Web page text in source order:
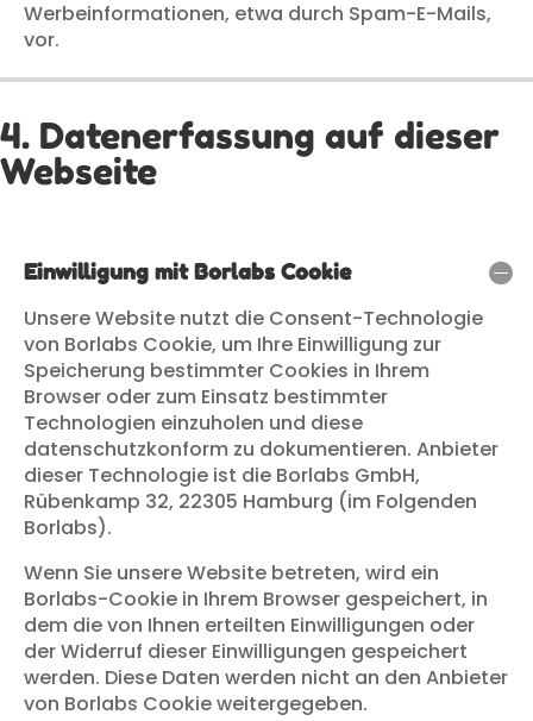
Werbeinformationen, etwa durch Spam-E-Mails,
vor.
4. Datenerfassung auf dieser
Webseite
Einwilligung mit Borlabs Cookie
Unsere Website nutzt die Consent-Technologie
von Borlabs Cookie, um Ihre Einwilligung zur
Speicherung bestimmter Cookies in Ihrem
Browser oder zum Einsatz bestimmter
Technologien einzuholen und diese
datenschutzkonform zu dokumentieren. Anbieter
dieser Technologie ist die Borlabs GmbH,
Rübenkamp 32, 22305 Hamburg (im Folgenden
Borlabs).
Wenn Sie unsere Website betreten, wird ein
Borlabs-Cookie in Ihrem Browser gespeichert, in
dem die von Ihnen erteilten Einwilligungen oder
der Widerruf dieser Einwilligungen gespeichert
werden. Diese Daten werden nicht an den Anbieter
von Borlabs Cookie weitergegeben.